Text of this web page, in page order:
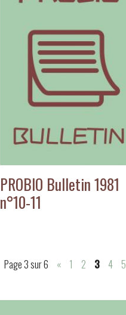
PROBIO Bulletin 1981
n°10-11
Page 3 sur 6 « 1 2 3 4 5